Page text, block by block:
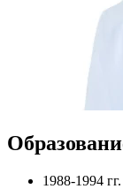
1988-1994